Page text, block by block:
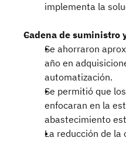
implementa la
Cadena de suministro
Se ahorraron
año en
automatización.
Se permitió que
enfocaran en la
abastecimiento
La reducción de la